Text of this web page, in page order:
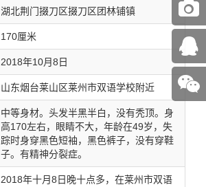
湖北荆门掇刀区掇刀区团林铺镇
170厘米
2018年10月8日
山东烟台莱山区莱州市双语学校附近
中等身材。头发半黑半白，没有秃顶。身
高170左右，眼睛不大，年龄在49岁，失
踪时身穿黑色短袖，黑色裤子，没有穿鞋
子。有精神分裂症。
2018年十月8日晚十点多，在莱州市双语